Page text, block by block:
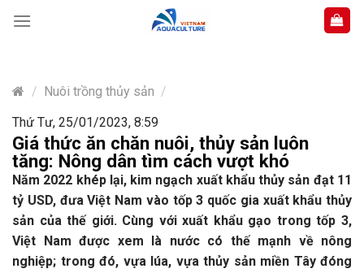
content
/ Nuôi trồng thủy sản /
Thứ Tư, 25/01/2023, 8:59
Giá thức ăn chăn nuôi, thủy sản luôn
tăng: Nông dân tìm cách vượt khó
Năm 2022 khép lại, kim ngạch xuất khẩu thủy sản đạt 11
tỷ USD, đưa Việt Nam vào tốp 3 quốc gia xuất khẩu thủy
sản của thế giới. Cùng với xuất khẩu gạo trong tốp 3,
Việt Nam được xem là nước có thế mạnh về nông
nghiệp; trong đó, vựa lúa, vựa thủy sản miền Tây đóng